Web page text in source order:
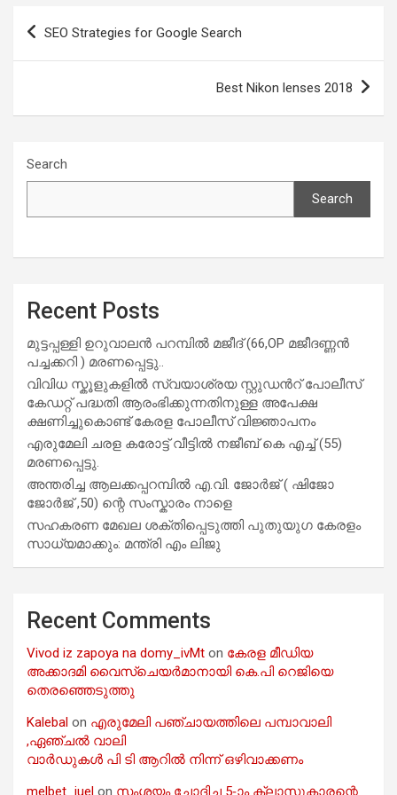
b
o
A
er
e
Post
navigation
SEO Strategies for Google Search
Best Nikon lenses 2018
Search
Search
Recent Posts
മുട്ടപ്പള്ളി ഉറുവാലൻ പറമ്പിൽ മജീദ് (66,OP മജീദണ്ണൻ
പച്ചക്കറി ) മരണപ്പെട്ടു..
വിവിധ സ്കൂളുകളില്‍ സ്വയാശ്രയ സ്റ്റുഡന്‍റ് പോലീസ്
കേഡറ്റ് പദ്ധതി ആരംഭിക്കുന്നതിനുള്ള അപേക്ഷ
ക്ഷണിച്ചുകൊണ്ട് കേരള പോലീസ് വിജ്ഞാപനം
എരുമേലി ചരള കരോട്ട് വീട്ടിൽ നജീബ് കെ എച്ച് (55)
മരണപ്പെട്ടു.
അന്തരിച്ച ആ​ല​ക്ക​പ്പ​റമ്പിൽ​ എ.​വി. ജോ​ർ​ജ് ( ഷിജോ
ജോർജ് ,50) ന്റെ സംസ്കാരം നാളെ
സഹകരണ മേഖല ശക്തിപ്പെടുത്തി പുതുയുഗ കേരളം
സാധ്യമാക്കും: മന്ത്രി എം ലിജു
Recent Comments
Vivod iz zapoya na domy_ivMt on കേരള മീഡിയ
അക്കാദമി വൈസ്ചെയർമാനായി കെ.പി റെജിയെ
തെരഞ്ഞെടുത്തു
Kalebal on എരുമേലി പഞ്ചായത്തിലെ പമ്പാവാലി
,ഏഞ്ചൽ വാലി
വാർഡുകൾ പി ടി ആറിൽ നിന്ന് ഒഴിവാക്കണം
melbet_iuel on സംശയം ചോദിച്ച 5-ാം ക്ലാസുകാരന്റെ